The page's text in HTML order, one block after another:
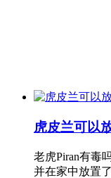
虎皮兰可以
老虎Piran有毒
并在家中放置